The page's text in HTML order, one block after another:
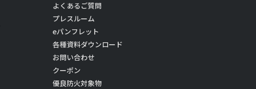
よくあるご質問
プレスルーム
eパンフレット
各種資料ダウンロード
お問い合わせ
クーポン
優良防火対象物